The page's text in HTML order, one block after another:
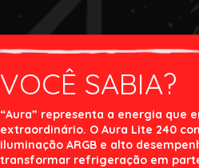
VOCÊ SABIA?
“Aura” representa a energia que
extraordinário. O Aura Lite 240
iluminação ARGB e alto
transformar refrigeração em